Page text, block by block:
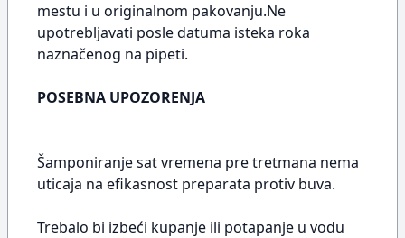
mestu i u originalnom pakovanju.Ne
upotrebljavati posle datuma isteka roka
naznačenog na pipeti.
POSEBNA UPOZORENJA
Šamponiranje sat vremena pre tretmana nema
uticaja na efikasnost preparata protiv buva.
Trebalo bi izbeći kupanje ili potapanje u vodu